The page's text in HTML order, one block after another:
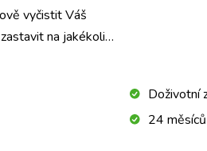
vyčistit Váš
na jakékoliv
Doživotní
24